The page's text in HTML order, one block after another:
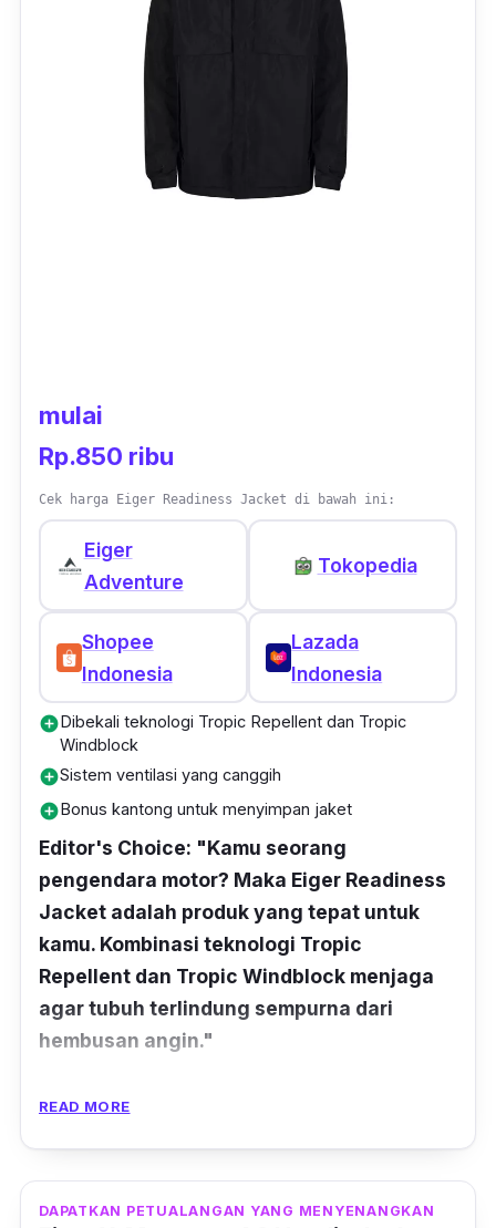
mulai
Rp.850 ribu
Cek harga Eiger Readiness Jacket di bawah ini:
Eiger
Adventure
Tokopedia
Shopee
Indonesia
Lazada
Indonesia
add_circle Dibekali teknologi Tropic Repellent dan Tropic
Windblock
add_circleSistem ventilasi yang canggih
add_circle Bonus kantong untuk menyimpan jaket
Editor's Choice: "Kamu seorang
pengendara motor? Maka Eiger Readiness
Jacket adalah produk yang tepat untuk
kamu. Kombinasi teknologi Tropic
Repellent dan Tropic Windblock menjaga
agar tubuh terlindung sempurna dari
hembusan angin."
READ MORE
DAPATKAN PETUALANGAN YANG MENYENANGKAN